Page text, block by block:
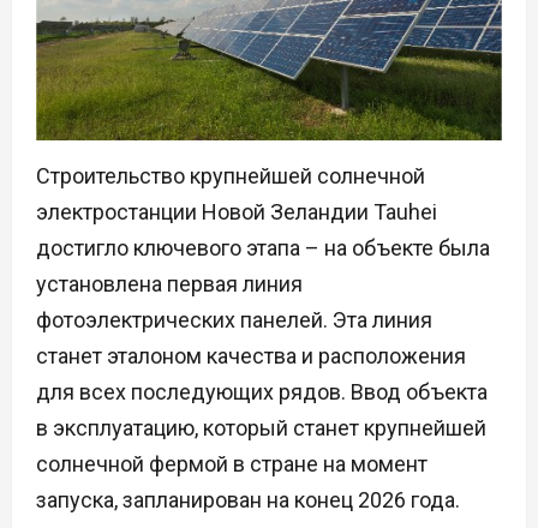
Строительство крупнейшей солнечной
электростанции Новой Зеландии Tauhei
достигло ключевого этапа – на объекте была
установлена первая линия
фотоэлектрических панелей. Эта линия
станет эталоном качества и расположения
для всех последующих рядов. Ввод объекта
в эксплуатацию, который станет крупнейшей
солнечной фермой в стране на момент
запуска, запланирован на конец 2026 года.